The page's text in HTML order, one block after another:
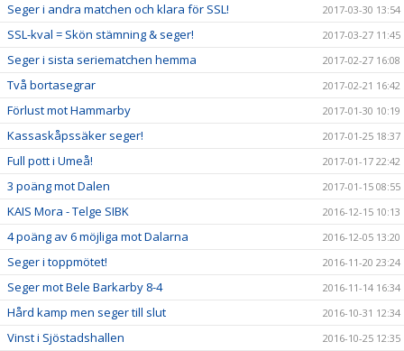
Seger i andra matchen och klara för SSL! 2017-03-30 13:54
SSL-kval = Skön stämning & seger! 2017-03-27 11:45
Seger i sista seriematchen hemma 2017-02-27 16:08
Två bortasegrar 2017-02-21 16:42
Förlust mot Hammarby 2017-01-30 10:19
Kassaskåpssäker seger! 2017-01-25 18:37
Full pott i Umeå! 2017-01-17 22:42
3 poäng mot Dalen 2017-01-15 08:55
KAIS Mora - Telge SIBK 2016-12-15 10:13
4 poäng av 6 möjliga mot Dalarna 2016-12-05 13:20
Seger i toppmötet! 2016-11-20 23:24
Seger mot Bele Barkarby 8-4 2016-11-14 16:34
Hård kamp men seger till slut 2016-10-31 12:34
Vinst i Sjöstadshallen 2016-10-25 12:35